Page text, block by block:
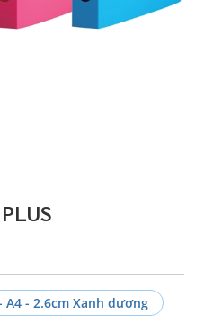
A4 - 2.6cm Xanh dương